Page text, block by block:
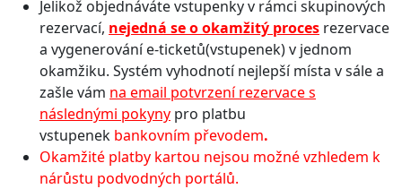
Jelikož objednáváte vstupenky v rámci skupinových
rezervací, nejedná se o okamžitý proces rezervace
a vygenerování e-ticketů(vstupenek) v jednom
okamžiku. Systém vyhodnotí nejlepší místa v sále a
zašle vám na email potvrzení rezervace s
následnými pokyny pro platbu
vstupenek bankovním převodem.
Okamžité platby kartou nejsou možné vzhledem k
nárůstu podvodných portálů.